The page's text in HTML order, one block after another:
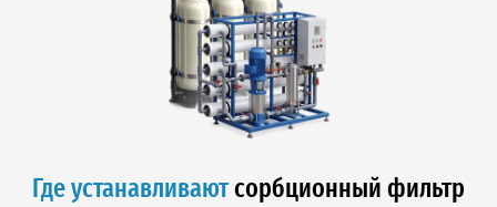
Где устанавливаютсорбционный фильтр